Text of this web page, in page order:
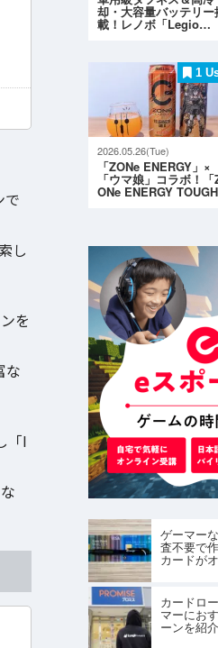
で
し
を
な
「I
却・大容量バッテリー
載！レノボ「Legio…
1
2026.05.26(Tue)
「ZONe ENERGY」×
「ウマ娘」コラボ！「
ONe ENERGY
ゲーマー
査不要で
カードが
カードロ
マーにお
ーンを紹